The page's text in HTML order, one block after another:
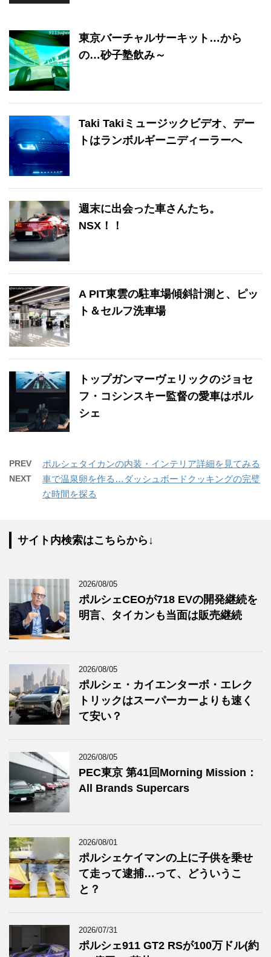
東京バーチャルサーキット…から
の…砂子塾飲み～
Taki Takiミュージックビデオ、デー
トはランボルギーニディーラーへ
週末に出会った車さんたち。
NSX！！
A PIT東雲の駐車場傾斜計測と、ピッ
ト＆セルフ洗車場
トップガンマーヴェリックのジョセ
フ・コシンスキー監督の愛車はポル
シェ
PREV ポルシェタイカンの内装・インテリア詳細を見てみる
NEXT
車で温泉卵を作る…ダッシュボードクッキングの完璧
な時間を探る
サイト内検索はこちらから↓
2026/08/05
ポルシェCEOが718 EVの開発継続を
明言、タイカンも当面は販売継続
2026/08/05
ポルシェ・カイエンターボ・エレク
トリックはスーパーカーよりも速く
て安い？
2026/08/05
PEC東京 第41回Morning Mission：
All Brands Supercars
2026/08/01
ポルシェケイマンの上に子供を乗せ
て走って逮捕…って、どういうこ
と？
2026/07/31
ポルシェ911 GT2 RSが100万ドル(約